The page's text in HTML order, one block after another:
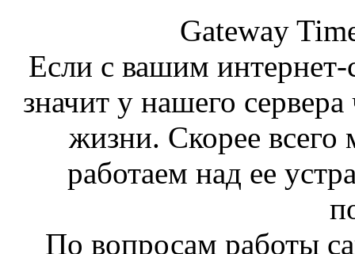
Gateway
Если с вашим интернет-
значит у нашего
жизни. Скорее
работаем над ее
По вопросам работы